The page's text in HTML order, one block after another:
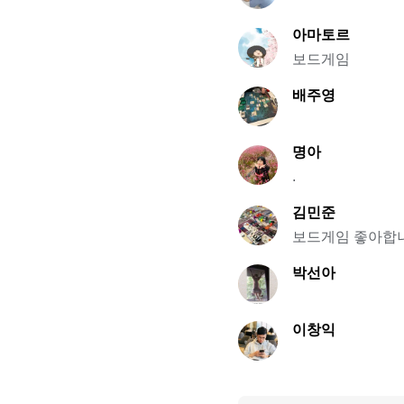
아마토르
보드게임
배주영
명아
.
김민준
보드게임 좋아합
박선아
이창익